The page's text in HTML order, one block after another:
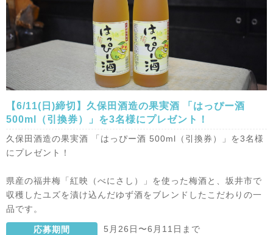
【6/11(日)締切】久保田酒造の果実酒 「はっぴー酒
500ml（引換券）」を3名様にプレゼント！
久保田酒造の果実酒 「はっぴー酒 500ml（引換券）」を3名様
にプレゼント！
県産の福井梅「紅映（べにさし）」を使った梅酒と、坂井市で
収穫したユズを漬け込んだゆず酒をブレンドしたこだわりの一
品です。
応募期間 5月26日〜6月11日まで